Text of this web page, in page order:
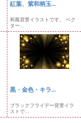
紅葉、紫和柄玉...
和風背景イラストです。 ベク
ター...
黒・金色・キラ...
ブラックフライデー背景イラ
ストで...